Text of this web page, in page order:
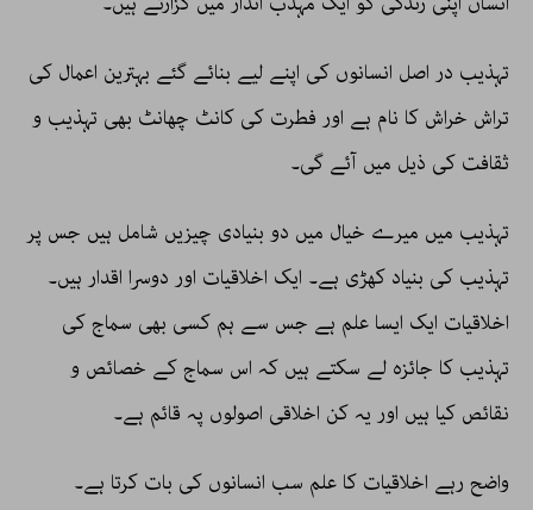
تہذیب در اصل انسانوں کی اپنے لیے بنائے گئے بہترین اعمال کی
تراش خراش کا نام ہے اور فطرت کی کانٹ چھانٹ بھی تہذیب و
ثقافت کی ذیل میں آئے گی۔
تہذیب میں میرے خیال میں دو بنیادی چیزیں شامل ہیں جس پر
تہذیب کی بنیاد کھڑی ہے۔ ایک اخلاقیات اور دوسرا اقدار ہیں۔
اخلاقیات ایک ایسا علم ہے جس سے ہم کسی بھی سماج کی
تہذیب کا جائزہ لے سکتے ہیں کہ اس سماج کے خصائص و
نقائص کیا ہیں اور یہ کن اخلاقی اصولوں پہ قائم ہے۔
واضح رہے اخلاقیات کا علم سب انسانوں کی بات کرتا ہے۔